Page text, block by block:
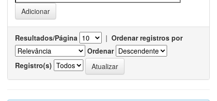
Resultados/Página | Ordenar registros por
Ordenar
Registro(s)